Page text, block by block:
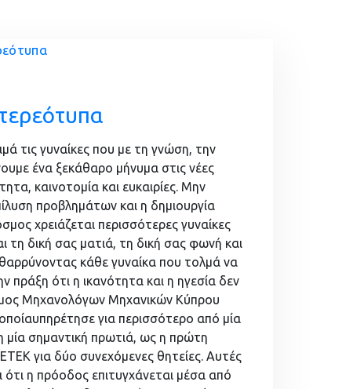
τις γυναίκες που με τη γνώση, την
ένα ξεκάθαρο μήνυμα στις νέες
καινοτομία και ευκαιρίες. Μην
προβλημάτων και η δημιουργία
χρειάζεται περισσότερες γυναίκες
τη δική σας ματιά, τη δική σας φωνή και
κάθε γυναίκα που τολμά να
ότι η ικανότητα και η ηγεσία δεν
Μηχανολόγων Μηχανικών Κύπρου
για περισσότερο από μία
μία σημαντική πρωτιά, ως η πρώτη
για δύο συνεχόμενες θητείες. Αυτές
η πρόοδος επιτυγχάνεται μέσα από